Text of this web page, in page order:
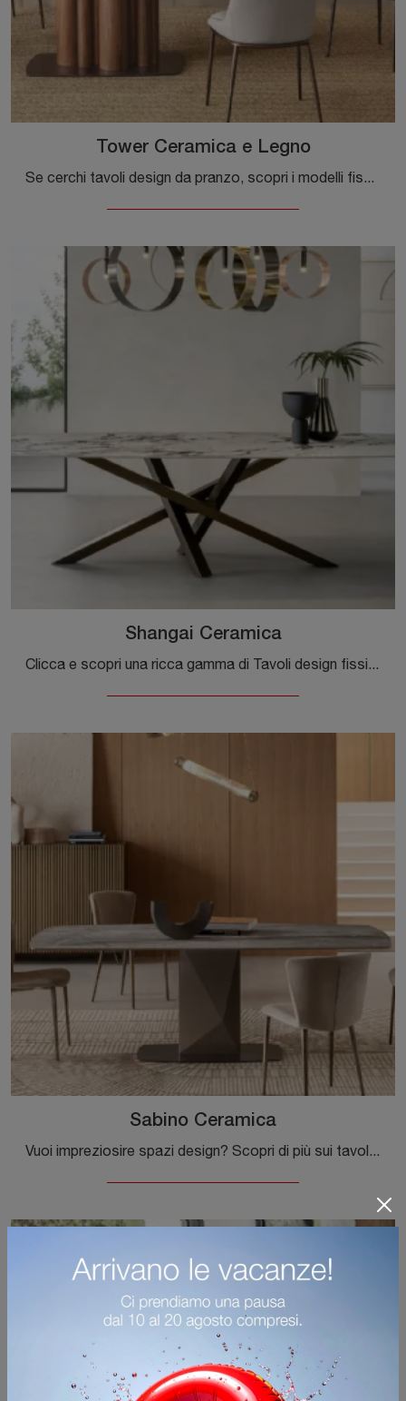
Tower Ceramica e Legno
Se cerchi tavoli design da pranzo, scopri i modelli fissi di Riflessi: clicca e scopri il modello Tower Ceramica e Legno in ceramica.
Shangai Ceramica
Clicca e scopri una ricca gamma di Tavoli design fissi da pranzo! Il modello Shangai Ceramica di Riflessi ti attende.
Sabino Ceramica
Vuoi impreziosire spazi design? Scopri di più sui tavoli design fissi: il modello da pranzo Sabino Ceramica ti aspetta.